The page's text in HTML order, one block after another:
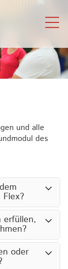
und alle
des
erfüllen,
oder